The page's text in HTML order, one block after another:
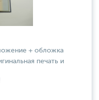
+ обложка
печать и